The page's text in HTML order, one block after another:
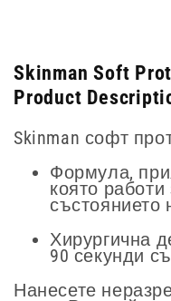
Skinman Soft
Product
Skinman софт
Формула,
която
състоянието
Хирургична
90 секунди
Нанесете